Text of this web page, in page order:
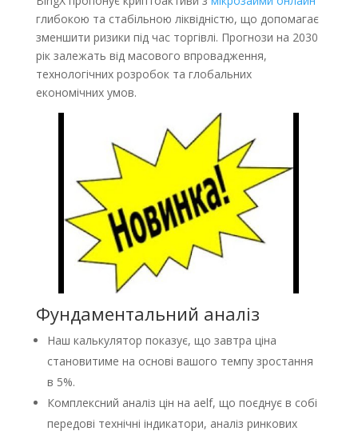
глибокою та стабільною ліквідністю, що допомагає
зменшити ризики під час торгівлі. Прогнози на 2030
рік залежать від масового впровадження,
технологічних розробок та глобальних
економічних умов.
Фундаментальний аналіз
Наш калькулятор показує, що завтра ціна
становитиме на основі вашого темпу зростання
в 5%.
Комплексний аналіз цін на aelf, що поєднує в собі
передові технічні індикатори, аналіз ринкових